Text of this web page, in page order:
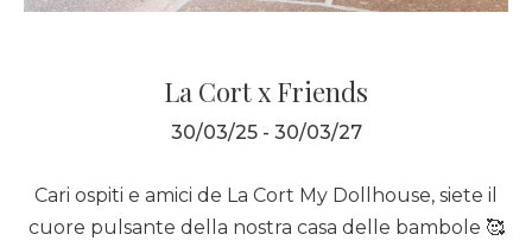
La Cort x Friends
30/03/25 - 30/03/27
Cari ospiti e amici de La Cort My Dollhouse, siete il
cuore pulsante della nostra casa delle bambole 🥰